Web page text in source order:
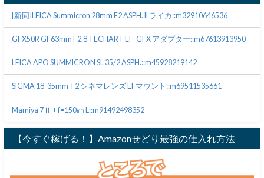
[新同]LEICA Summicron 28mm F2 ASPH. II ライカ::m32910646536
GFX50R GF63mm F2.8 TECHART EF-GFX アダプター::m67613913950
LEICA APO SUMMICRON SL 35/2 ASPH.::m45928219142
SIGMA 18-35mm T2 シネマレンズ EFマウント::m69511535661
Mamiya 7Ⅱ + f=150㎜ L::m91492498352
【今すぐ稼げる！】Amazonせどり最強の仕入れ方法